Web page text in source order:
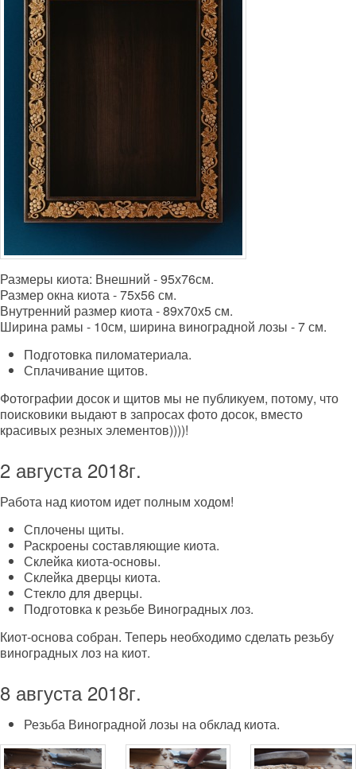
Размеры киота: Внешний - 95х76см.
Размер окна киота - 75х56 см.
Внутренний размер киота - 89х70х5 см.
Ширина рамы - 10см, ширина виноградной лозы - 7 см.
Подготовка пиломатериала.
Сплачивание щитов.
Фотографии досок и щитов мы не публикуем, потому, что
поисковики выдают в запросах фото досок, вместо
красивых резных элементов))))!
2 августа 2018г.
Работа над киотом идет полным ходом!
Сплочены щиты.
Раскроены составляющие киота.
Склейка киота-основы.
Склейка дверцы киота.
Стекло для дверцы.
Подготовка к резьбе Виноградных лоз.
Киот-основа собран. Теперь необходимо сделать резьбу
виноградных лоз на киот.
8 августа 2018г.
Резьба Виноградной лозы на обклад киота.